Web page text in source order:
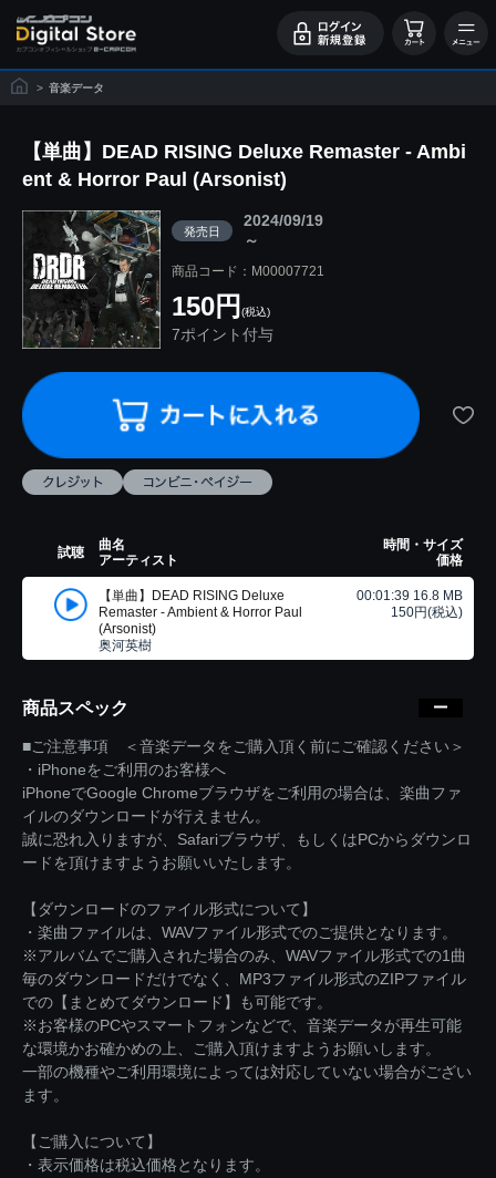
> 音楽データ
【単曲】DEAD RISING Deluxe Remaster - Ambi
ent & Horror Paul (Arsonist)
発売日
2024/09/19
～
商品コード：M00007721
150円 (税込)
7ポイント付与
試聴
曲名
アーティスト
時間・サイズ
価格
【単曲】DEAD RISING Deluxe
Remaster - Ambient & Horror Paul
(Arsonist)
奥河英樹
00:01:39 16.8 MB
150円(税込)
商品スペック
■ご注意事項 ＜音楽データをご購入頂く前にご確認ください＞
・iPhoneをご利用のお客様へ
iPhoneでGoogle Chromeブラウザをご利用の場合は、楽曲ファ
イルのダウンロードが行えません。
誠に恐れ入りますが、Safariブラウザ、もしくはPCからダウンロ
ードを頂けますようお願いいたします。
【ダウンロードのファイル形式について】
・楽曲ファイルは、WAVファイル形式でのご提供となります。
※アルバムでご購入された場合のみ、WAVファイル形式での1曲
毎のダウンロードだけでなく、MP3ファイル形式のZIPファイル
での【まとめてダウンロード】も可能です。
※お客様のPCやスマートフォンなどで、音楽データが再生可能
な環境かお確かめの上、ご購入頂けますようお願いします。
一部の機種やご利用環境によっては対応していない場合がござい
ます。
【ご購入について】
・表示価格は税込価格となります。